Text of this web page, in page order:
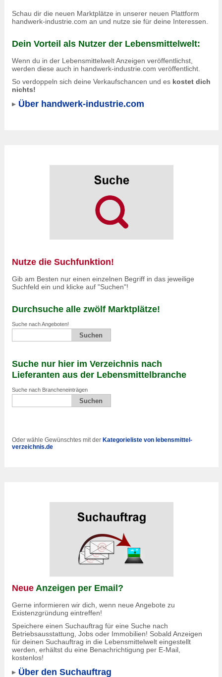
Schau dir die neuen Marktplätze in unserer neuen Plattform
handwerk-industrie.com an und nutze sie für deine Interessen.
Dein Vorteil als Nutzer der Lebensmittelwelt:
Wenn du in der Lebensmittelwelt Anzeigen veröffentlichst,
werden diese auch in handwerk-industrie.com veröffentlicht.
So verdoppeln sich deine Verkaufschancen und es kostet dich
nichts!
Über handwerk-industrie.com
Nutze die Suchfunktion!
Gib am Besten nur einen einzelnen Begriff in das jeweilige
Suchfeld ein und klicke auf "Suchen"!
Durchsuche alle zwölf Marktplätze!
Suche nach Angeboten!
Suche nur hier im Verzeichnis nach
Lieferanten aus der Lebensmittelbranche
Suche nach Brancheneinträgen
Oder wähle Gewünschtes mit der Kategorieliste von lebensmittel-
verzeichnis.de
Neue Anzeigen per Email?
Gerne informieren wir dich, wenn neue Angebote zu
Existenzgründung eintreffen!
Speichere einen Suchauftrag für eine Suche nach
Betriebsausstattung, Jobs oder Immobilien! Sobald Anzeigen
für deinen Suchauftrag in die Lebensmittelwelt eingestellt
werden, erhältst du eine Benachrichtigung per E-Mail,
kostenlos!
Über den Suchauftrag